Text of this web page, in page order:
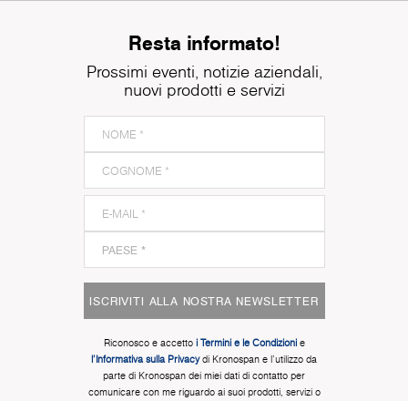
Resta informato!
Prossimi eventi, notizie aziendali,
nuovi prodotti e servizi
ISCRIVITI ALLA NOSTRA NEWSLETTER
Riconosco e accetto i Termini e le Condizionie
l'Informativa sulla Privacydi Kronospan e l'utilizzo da
parte di Kronospan dei miei dati di contatto per
comunicare con me riguardo ai suoi prodotti, servizi o